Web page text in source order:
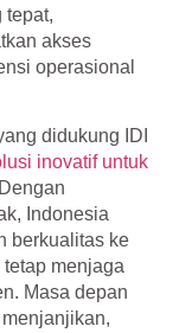
tepat,
akses
operasional
didukung IDI
inovatif untuk
Indonesia
berkualitas ke
menjaga
Masa depan